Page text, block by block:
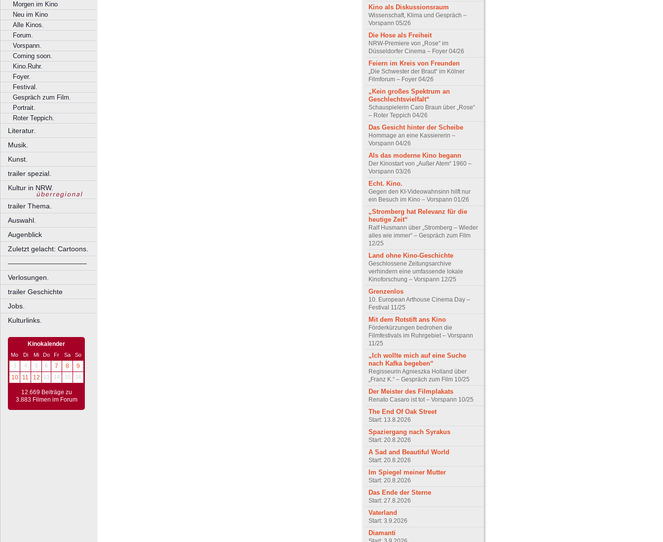
Morgen im Kino
Neu im Kino
Alle Kinos.
Forum.
Vorspann.
Coming soon.
Kino.Ruhr.
Foyer.
Festival.
Gespräch zum Film.
Portrait.
Roter Teppich.
Literatur.
Musik.
Kunst.
trailer spezial.
Kultur in NRW.
trailer Thema.
Auswahl.
Augenblick
Zuletzt gelacht: Cartoons.
––––––––––––––––––––
Verlosungen.
trailer Geschichte
Jobs.
Kulturlinks.
Kinokalender
Mo Di Mi Do Fr Sa
So
3
4 5 6 7 8
9
10
11 12 13 14 15 16
12.669 Beiträge zu
3.883 Filmen im Forum
Kino als Diskussionsraum
Wissenschaft, Klima und Gespräch –
Vorspann 05/26
Die Hose als Freiheit
NRW-Premiere von „Rose“ im
Düsseldorfer Cinema – Foyer 04/26
Feiern im Kreis von Freunden
„Die Schwester der Braut“ im Kölner
Filmforum – Foyer 04/26
„Kein großes Spektrum an
Geschlechtsvielfalt“
Schauspielerin Caro Braun über „Rose“
– Roter Teppich 04/26
Das Gesicht hinter der Scheibe
Hommage an eine Kassiererin –
Vorspann 04/26
Als das moderne Kino begann
Der Kinostart von „Außer Atem“ 1960 –
Vorspann 03/26
Echt. Kino.
Gegen den KI-Videowahnsinn hilft nur
ein Besuch im Kino – Vorspann 01/26
„Stromberg hat Relevanz für die
heutige Zeit“
Ralf Husmann über „Stromberg – Wieder
alles wie immer“ – Gespräch zum Film
12/25
Land ohne Kino-Geschichte
Geschlossene Zeitungsarchive
verhindern eine umfassende lokale
Kinoforschung – Vorspann 12/25
Grenzenlos
10. European Arthouse Cinema Day –
Festival 11/25
Mit dem Rotstift ans Kino
Förderkürzungen bedrohen die
Filmfestivals im Ruhrgebiet – Vorspann
11/25
„Ich wollte mich auf eine Suche
nach Kafka begeben“
Regisseurin Agnieszka Holland über
„Franz K.“ – Gespräch zum Film 10/25
Der Meister des Filmplakats
Renato Casaro ist tot – Vorspann 10/25
The End Of Oak Street
Start: 13.8.2026
Spaziergang nach Syrakus
Start: 20.8.2026
A Sad and Beautiful World
Start: 20.8.2026
Im Spiegel meiner Mutter
Start: 20.8.2026
Das Ende der Sterne
Start: 27.8.2026
Vaterland
Start: 3.9.2026
Diamanti